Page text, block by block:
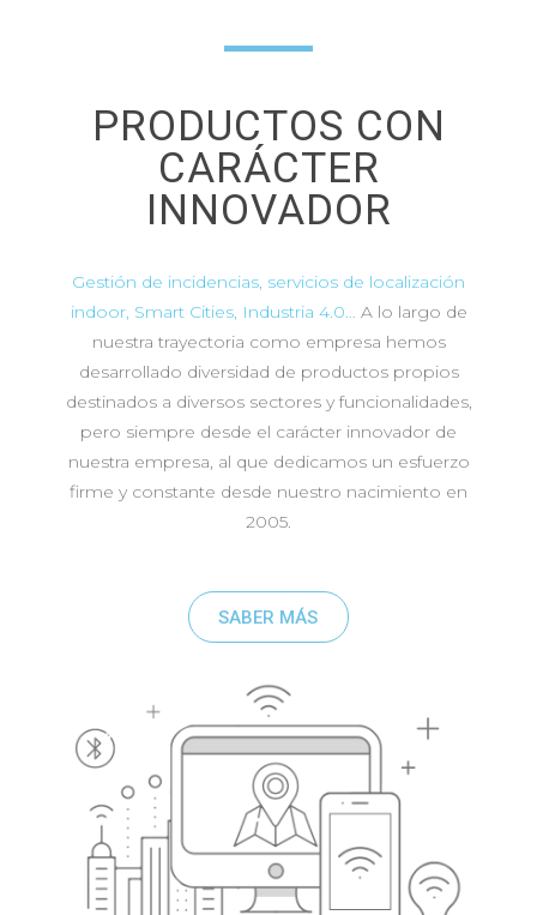
PRODUCTOS CON
CARÁCTER
INNOVADOR
Gestión de incidencias, servicios de localización
indoor, Smart Cities, Industria 4.0… A lo largo de
nuestra trayectoria como empresa hemos
desarrollado diversidad de productos propios
destinados a diversos sectores y funcionalidades,
pero siempre desde el carácter innovador de
nuestra empresa, al que dedicamos un esfuerzo
firme y constante desde nuestro nacimiento en
2005.
SABER MÁS